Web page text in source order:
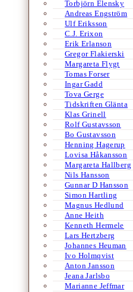
Torbjörn Elensky
Andreas Engström
Ulf Eriksson
C.J. Erixon
Erik Erlanson
Gregor Flakierski
Margareta Flygt
Tomas Forser
Ingar Gadd
Tova Gerge
Tidskriften Glänta
Klas Grinell
Rolf Gustavsson
Bo Gustavsson
Henning Hagerup
Lovisa Håkansson
Margareta Hallberg
Nils Hansson
Gunnar D Hansson
Simon Hartling
Magnus Hedlund
Anne Heith
Kenneth Hermele
Lars Hertzberg
Johannes Heuman
Ivo Holmqvist
Anton Jansson
Jeana Jarlsbo
Marianne Jeffmar